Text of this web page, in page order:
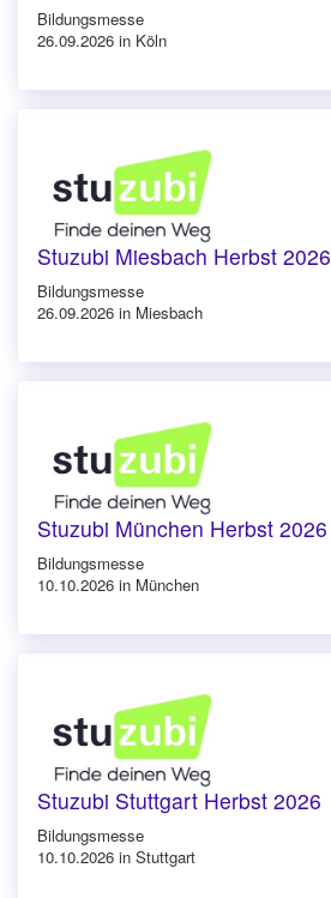
Bildungsmesse
26.09.2026 in Köln
Stuzubi Miesbach Herbst 2026
Bildungsmesse
26.09.2026 in Miesbach
Stuzubi München Herbst 2026
Bildungsmesse
10.10.2026 in München
Stuzubi Stuttgart Herbst 2026
Bildungsmesse
10.10.2026 in Stuttgart